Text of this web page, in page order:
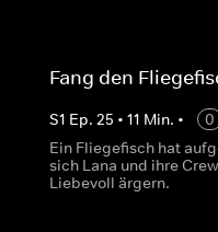
Fang den
S1 Ep. 25 • 11 Min. •
0
Ein Fliegefisch hat
sich Lana und ihre
Liebevoll ärgern.